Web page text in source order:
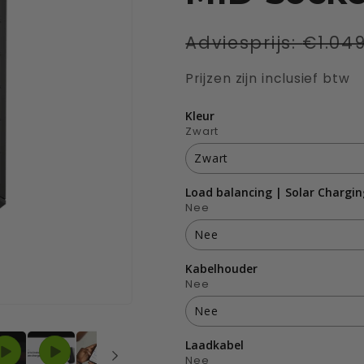
Normale
prijs
Adviesprijs:
Prijzen zijn inclusief btw
Kleur
Zwart
Zwart
Zwart
Load balancing | Solar
Nee
Nee
Nee
Ja traditioneel meterkast
Kabelhouder
Nee
Nee
Nee
Laadkabel
Nee